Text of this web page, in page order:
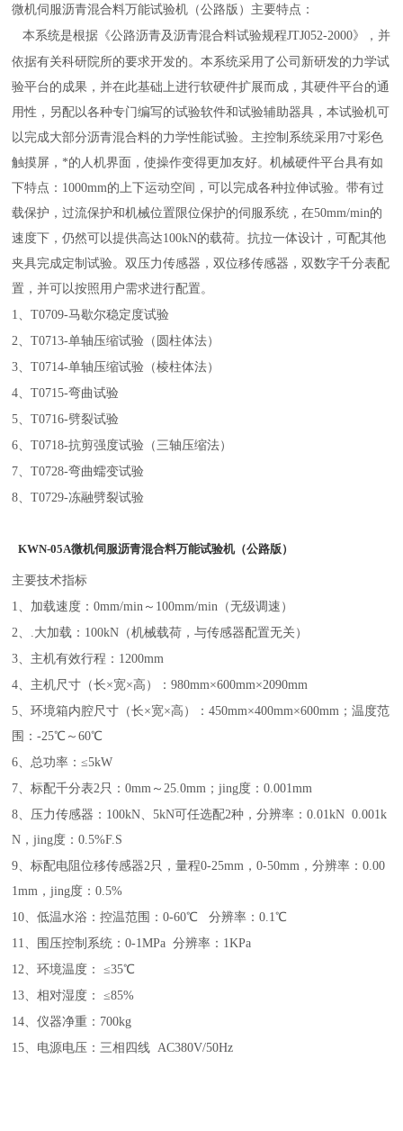
微机伺服沥青混合料万能试验机（公路版）主要特点：
本系统是根据《公路沥青及沥青混合料试验规程JTJ052-2000》，并
依据有关科研院所的要求开发的。本系统采用了公司新研发的力学试
验平台的成果，并在此基础上进行软硬件扩展而成，其硬件平台的通
用性，另配以各种专门编写的试验软件和试验辅助器具，本试验机可
以完成大部分沥青混合料的力学性能试验。主控制系统采用7寸彩色
触摸屏，*的人机界面，使操作变得更加友好。机械硬件平台具有如
下特点：1000mm的上下运动空间，可以完成各种拉伸试验。带有过
载保护，过流保护和机械位置限位保护的伺服系统，在50mm/min的
速度下，仍然可以提供高达100kN的载荷。抗拉一体设计，可配其他
夹具完成定制试验。双压力传感器，双位移传感器，双数字千分表配
置，并可以按照用户需求进行配置。
1、T0709-马歇尔稳定度试验
2、T0713-单轴压缩试验（圆柱体法）
3、T0714-单轴压缩试验（棱柱体法）
4、T0715-弯曲试验
5、T0716-劈裂试验
6、T0718-抗剪强度试验（三轴压缩法）
7、T0728-弯曲蠕变试验
8、T0729-冻融劈裂试验
KWN-05A微机伺服沥青混合料万能试验机（公路版）
主要技术指标
1、加载速度：0mm/min～100mm/min（无级调速）
2、.大加载：100kN（机械载荷，与传感器配置无关）
3、主机有效行程：1200mm
4、主机尺寸（长×宽×高）：980mm×600mm×2090mm
5、环境箱内腔尺寸（长×宽×高）：450mm×400mm×600mm；温度范
围：-25℃～60℃
6、总功率：≤5kW
7、标配千分表2只：0mm～25.0mm；jing度：0.001mm
8、压力传感器：100kN、5kN可任选配2种，分辨率：0.01kN 0.001k
N，jing度：0.5%F.S
9、标配电阻位移传感器2只，量程0-25mm，0-50mm，分辨率：0.00
1mm，jing度：0.5%
10、低温水浴：控温范围：0-60℃ 分辨率：0.1℃
11、围压控制系统：0-1MPa 分辨率：1KPa
12、环境温度： ≤35℃
13、相对湿度： ≤85%
14、仪器净重：700kg
15、电源电压：三相四线 AC380V/50Hz